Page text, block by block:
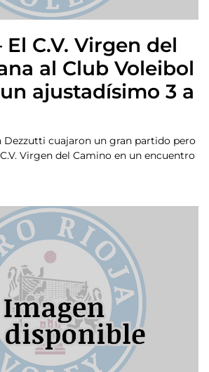
El C.V. Virgen del
al Club Voleibol
ajustadísimo 3 a
Dezzutti cuajaron un gran partido pero
Virgen del Camino en un encuentro